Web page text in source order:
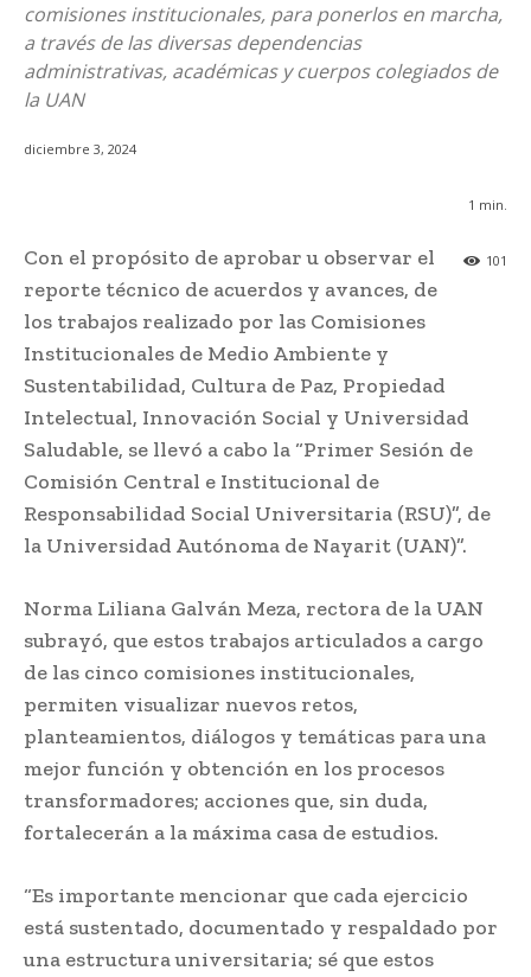
comisiones institucionales, para ponerlos en marcha,
a través de las diversas dependencias
administrativas, académicas y cuerpos colegiados de
la UAN
diciembre 3, 2024
1 min.
101
Con el propósito de aprobar u observar el
reporte técnico de acuerdos y avances, de
los trabajos realizado por las Comisiones
Institucionales de Medio Ambiente y
Sustentabilidad, Cultura de Paz, Propiedad
Intelectual, Innovación Social y Universidad
Saludable, se llevó a cabo la “Primer Sesión de
Comisión Central e Institucional de
Responsabilidad Social Universitaria (RSU)”, de
la Universidad Autónoma de Nayarit (UAN)”.
Norma Liliana Galván Meza, rectora de la UAN
subrayó, que estos trabajos articulados a cargo
de las cinco comisiones institucionales,
permiten visualizar nuevos retos,
planteamientos, diálogos y temáticas para una
mejor función y obtención en los procesos
transformadores; acciones que, sin duda,
fortalecerán a la máxima casa de estudios.
“Es importante mencionar que cada ejercicio
está sustentado, documentado y respaldado por
una estructura universitaria; sé que estos